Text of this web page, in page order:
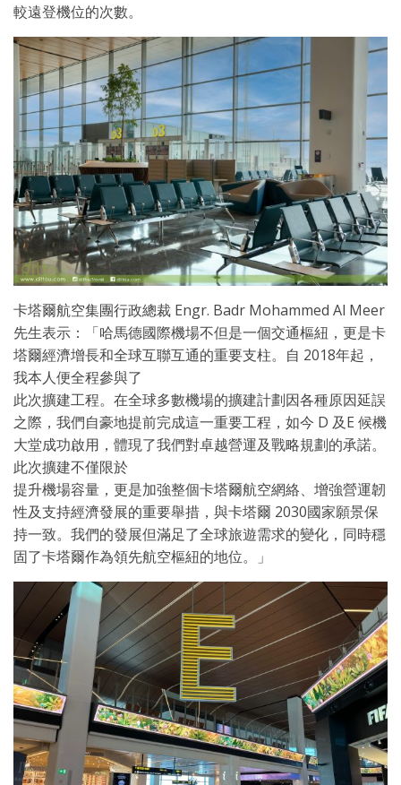
較遠登機位的次數。
卡塔爾航空集團行政總裁 Engr. Badr Mohammed Al Meer
先生表示：「哈馬德國際機場不但是一個交通樞紐，更是卡
塔爾經濟增長和全球互聯互通的重要支柱。自 2018年起，
我本人便全程參與了
此次擴建工程。在全球多數機場的擴建計劃因各種原因延誤
之際，我們自豪地提前完成這一重要工程，如今 D 及E 候機
大堂成功啟用，體現了我們對卓越營運及戰略規劃的承諾。
此次擴建不僅限於
提升機場容量，更是加強整個卡塔爾航空網絡、增強營運韌
性及支持經濟發展的重要舉措，與卡塔爾 2030國家願景保
持一致。我們的發展但滿足了全球旅遊需求的變化，同時穩
固了卡塔爾作為領先航空樞紐的地位。」